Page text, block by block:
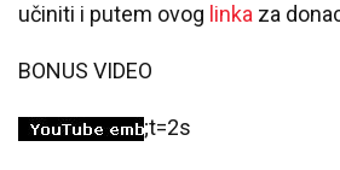
učiniti i putem ovog linka za
BONUS VIDEO
;t=2s